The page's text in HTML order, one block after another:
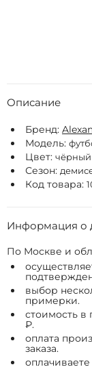
Описание
Бренд:
Модель:
Цвет: чёрный
Сезон:
Код товара:
Информация о
По Москве и
выбор
примерки.
стоимость
₽.
оплата
заказа.